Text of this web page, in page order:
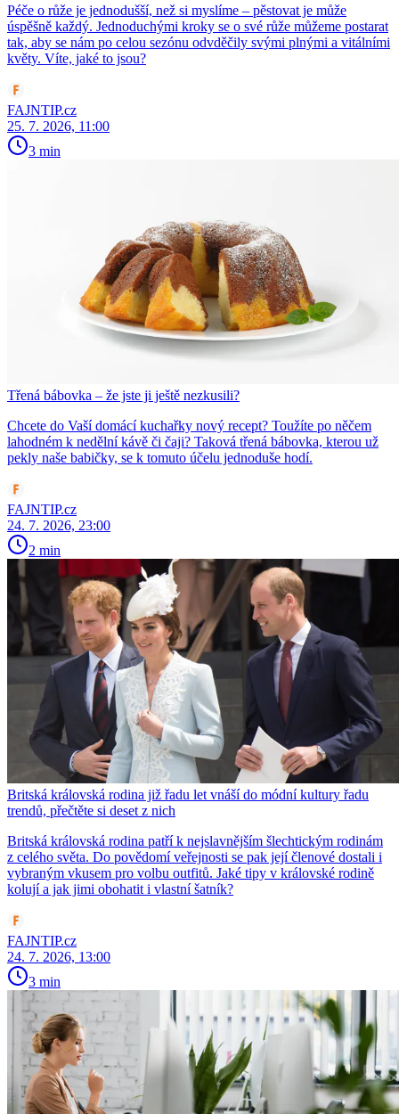
Péče o růže je jednodušší, než si myslíme – pěstovat je může
úspěšně každý. Jednoduchými kroky se o své růže můžeme postarat
tak, aby se nám po celou sezónu odvděčily svými plnými a vitálními
květy. Víte, jaké to jsou?
FAJNTIP.cz
25. 7. 2026, 11:00
3 min
Třená bábovka – že jste ji ještě nezkusili?
Chcete do Vaší domácí kuchařky nový recept? Toužíte po něčem
lahodném k nedělní kávě či čaji? Taková třená bábovka, kterou už
pekly naše babičky, se k tomuto účelu jednoduše hodí.
FAJNTIP.cz
24. 7. 2026, 23:00
2 min
Britská královská rodina již řadu let vnáší do módní kultury řadu
trendů, přečtěte si deset z nich
Britská královská rodina patří k nejslavnějším šlechtickým rodinám
z celého světa. Do povědomí veřejnosti se pak její členové dostali i
vybraným vkusem pro volbu outfitů. Jaké tipy v královské rodině
kolují a jak jimi obohatit i vlastní šatník?
FAJNTIP.cz
24. 7. 2026, 13:00
3 min